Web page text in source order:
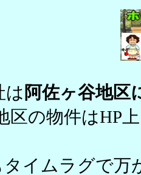
は 阿佐ヶ谷地区
区の物件はHP
イムラグで万